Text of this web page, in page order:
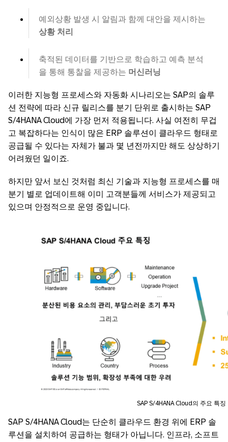
예외상황 발생 시 알림과 함께 대안을 제시하는
상황 처리
축적된 데이터를 기반으로 학습하고 예측 분석
을 통해 통찰을 제공하는 머신러닝
이러한 지능형 프로세스와 자동화 시나리오는 SAP의 솔루
션 전략에 따라 신규 릴리스를 분기 단위로 출시하는 SAP
S/4HANA Cloud에 가장 먼저 적용됩니다. 사실 여전히 무겁
고 복잡하다는 인식이 많은 ERP 솔루션이 클라우드 형태로
공급될 수 있다는 자체가 불과 몇 년전까지만 해도 상상하기
어려웠던 일이죠.
하지만 앞서 보신 것처럼 최신 기술과 지능형 프로세스를 매
분기 별로 업데이트해 이미 고객분들께 서비스가 제공되고
있으며 안정적으로 운영 중입니다.
SAP S/4HANA Cloud의 주요 특징
SAP S/4HANA Cloud는 단순히 클라우드 환경 위에 ERP 솔
루션을 설치하여 공급하는 형태가 아닙니다. 인프라, 소프트